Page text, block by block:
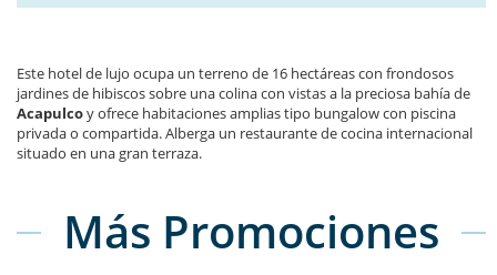
Este hotel de lujo ocupa un terreno de 16 hectáreas con frondosos
jardines de hibiscos sobre una colina con vistas a la preciosa bahía de
Acapulcoy ofrece habitaciones amplias tipo bungalow con piscina
privada o compartida. Alberga un restaurante de cocina internacional
situado en una gran terraza.
Más Promociones